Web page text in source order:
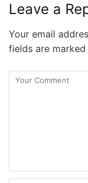
Leave a
Your email
fields are marked